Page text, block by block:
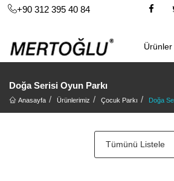
+90 312 395 40 84
Ürünler
Doğa Serisi Oyun Parkı
Anasayfa Ürünlerimiz Çocuk Parkı Doğa
Tümünü Listele